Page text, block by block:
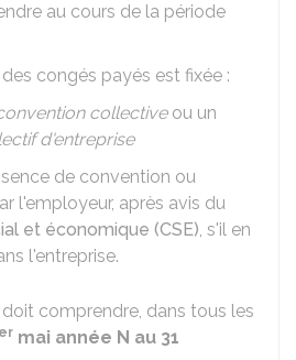
au cours de la période
congés payés est fixée :
collectiveou un
d'entreprise
de convention ou
l'employeur, après avis du
et économique (CSE), s'il en
l'entreprise.
comprendre, dans tous les
er mai année N au 31